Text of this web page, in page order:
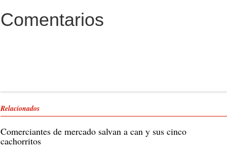
Comentarios
Relacionados
Comerciantes de mercado salvan a can y sus cinco
cachorritos